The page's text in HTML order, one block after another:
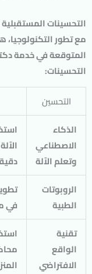
التحسينات
مع تطور
المتوقعة في خدمة
التحسينات:
التحسين
الذكاء
الاصطناعي
وتعلم الآلة
الروبوتات
الطبية
في
تقنية
الواقع
الافتراضي